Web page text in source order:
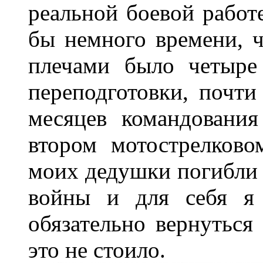
реальной боевой
бы немного времени,
плечами было
переподготовки,
месяцев
втором
моих дедушки погибли
войны и для себя
обязательно
это не стоило.